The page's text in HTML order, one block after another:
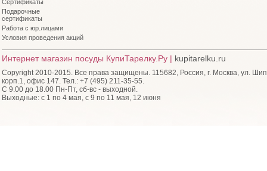
Сертификаты
Подарочные
сертификаты
Работа с юр.лицами
Условия проведения акций
Интернет магазин посуды КупиТарелку.Ру | kupitarelku.ru
Copyright 2010-2015. Все права защищены. 115682, Россия, г. Москва, ул.
корп.1, офис 147. Тел.: +7 (495) 211-35-55.
С 9.00 до 18.00 Пн-Пт, сб-вс - выходной.
Выходные: с 1 по 4 мая, с 9 по 11 мая, 12 июня